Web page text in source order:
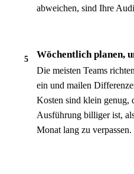
abweichen, sind Ihre
5 Wöchentlich planen,
Die meisten Teams
ein und mailen
Kosten sind klein genug,
Ausführung billiger ist,
Monat lang zu verpassen.